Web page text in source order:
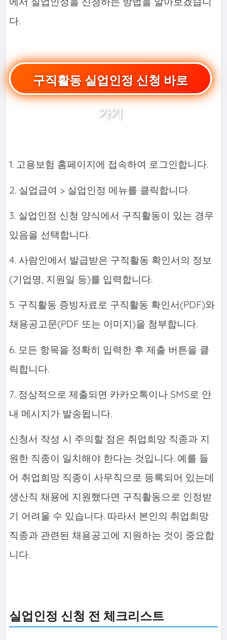
다.
구직활동 실업인정 신청 바로
가기
1. 고용보험 홈페이지에 접속하여 로그인합니다.
2. 실업급여 > 실업인정 메뉴를 클릭합니다.
3. 실업인정 신청 양식에서 구직활동이 있는 경우
있음을 선택합니다.
4. 사람인에서 발급받은 구직활동 확인서의 정보
(기업명, 지원일 등)를 입력합니다.
5. 구직활동 증빙자료로 구직활동 확인서(PDF)와
채용공고문(PDF 또는 이미지)을 첨부합니다.
6. 모든 항목을 정확히 입력한 후 제출 버튼을 클
릭합니다.
7. 정상적으로 제출되면 카카오톡이나 SMS로 안
내 메시지가 발송됩니다.
신청서 작성 시 주의할 점은 취업희망 직종과 지
원한 직종이 일치해야 한다는 것입니다. 예를 들
어 취업희망 직종이 사무직으로 등록되어 있는데
생산직 채용에 지원했다면 구직활동으로 인정받
기 어려울 수 있습니다. 따라서 본인의 취업희망
직종과 관련된 채용공고에 지원하는 것이 중요합
니다.
실업인정 신청 전 체크리스트